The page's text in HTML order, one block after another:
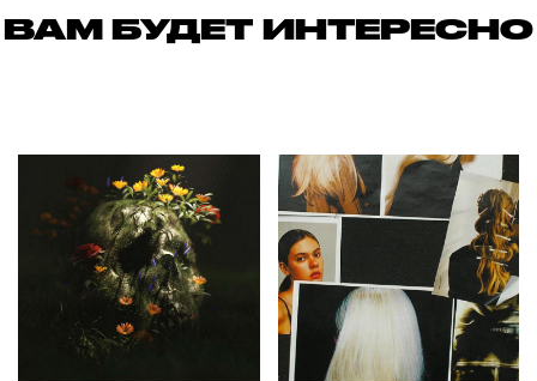
ВАМ БУДЕТ ИНТЕРЕСНО